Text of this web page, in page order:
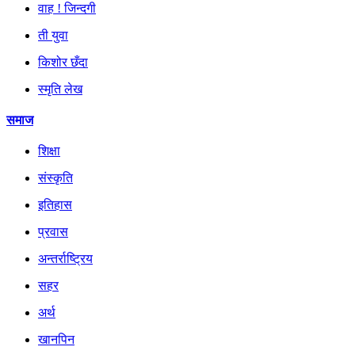
वाह ! जिन्दगी
ती युवा
किशोर छँदा
स्मृति लेख
समाज
शिक्षा
संस्कृति
इतिहास
प्रवास
अन्तर्राष्ट्रिय
सहर
अर्थ
खानपिन